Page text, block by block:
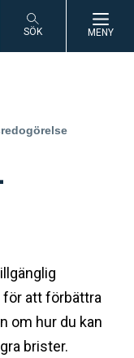
SÖK MENY
för att förbättra
om hur du kan
brister.